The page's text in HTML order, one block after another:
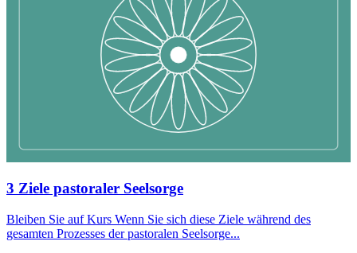
3 Ziele pastoraler Seelsorge
Bleiben Sie auf Kurs Wenn Sie sich diese Ziele während des
gesamten Prozesses der pastoralen Seelsorge...